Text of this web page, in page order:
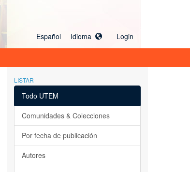
Español Idioma Login
LISTAR
Todo UTEM
Comunidades & Colecciones
Por fecha de publicación
Autores